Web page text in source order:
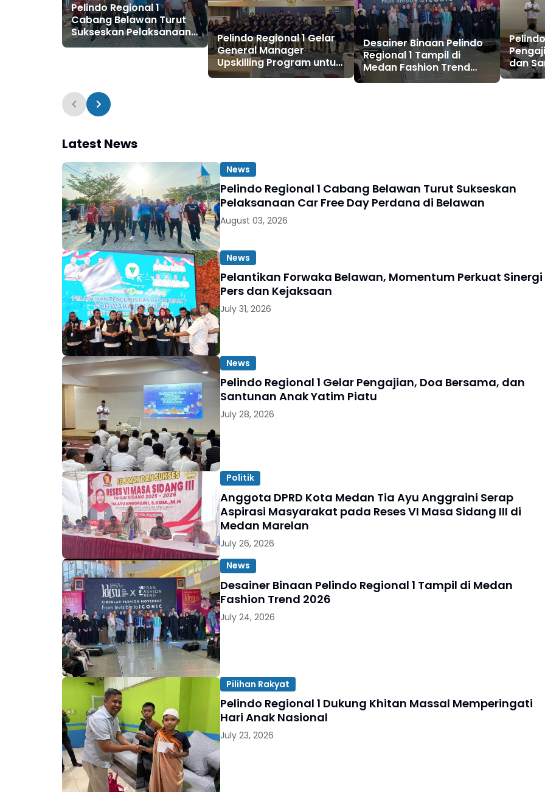
Pelindo Regional 1
Cabang Belawan Turut
Sukseskan Pelaksanaan
Car Free Day Perdana di
Pelindo Regional 1 Gelar
General Manager
Upskilling Program untuk
Perkuat Fundamental
Desainer Binaan Pelindo
Regional 1 Tampil di
Medan Fashion Trend
2026
dan
Yatim
Latest News
News
Pelindo Regional 1 Cabang Belawan Turut Sukseskan
Pelaksanaan Car Free Day Perdana di Belawan
August 03, 2026
News
Pelantikan Forwaka Belawan, Momentum Perkuat Sinergi
Pers dan Kejaksaan
July 31, 2026
News
Pelindo Regional 1 Gelar Pengajian, Doa Bersama, dan
Santunan Anak Yatim Piatu
July 28, 2026
Politik
Anggota DPRD Kota Medan Tia Ayu Anggraini Serap
Aspirasi Masyarakat pada Reses VI Masa Sidang III di
Medan Marelan
July 26, 2026
News
Desainer Binaan Pelindo Regional 1 Tampil di Medan
Fashion Trend 2026
July 24, 2026
Pilihan Rakyat
Pelindo Regional 1 Dukung Khitan Massal Memperingati
Hari Anak Nasional
July 23, 2026